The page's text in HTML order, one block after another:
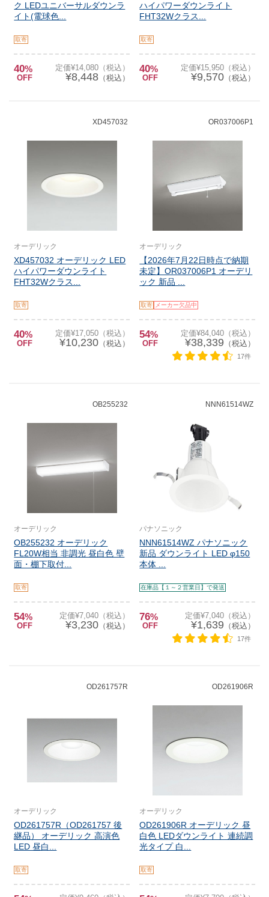
ク LEDユニバーサルダウンラ
イト(電球色...
取寄
40%
OFF
定価¥14,080（税込）
¥8,448（税込）
ハイパワーダウンライト
FHT32Wクラス...
取寄
40%
OFF
定価¥15,950（税込）
¥9,570（税込）
XD457032
オーデリック
XD457032 オーデリック LED
ハイパワーダウンライト
FHT32Wクラス...
取寄
40%
OFF
定価¥17,050（税込）
¥10,230（税込）
OR037006P1
オーデリック
【2026年7月22日時点で納期
未定】OR037006P1 オーデリ
ック 新品 ...
取寄 メーカー欠品中
54%
OFF
定価¥84,040（税込）
¥38,339 （税込）
17件
OB255232
オーデリック
OB255232 オーデリック
FL20W相当 非調光 昼白色 壁
面・棚下取付...
取寄
54%
OFF
定価¥7,040（税込）
¥3,230（税込）
NNN61514WZ
パナソニック
NNN61514WZ パナソニック
新品 ダウンライト LED φ150
本体 ...
在庫品【１～２営業日】で発送
76%
OFF
定価¥7,040（税込）
¥1,639 （税込）
17件
OD261757R
オーデリック
OD261757R（OD261757 後
継品） オーデリック 高演色
LED 昼白...
取寄
OD261906R
オーデリック
OD261906R オーデリック 昼
白色 LEDダウンライト 連続調
光タイプ 白...
取寄